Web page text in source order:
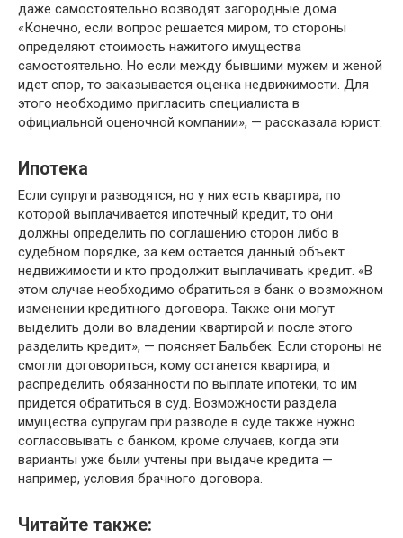
даже самостоятельно возводят загородные дома.
«Конечно, если вопрос решается миром, то стороны
определяют стоимость нажитого имущества
самостоятельно. Но если между бывшими мужем и женой
идет спор, то заказывается оценка недвижимости. Для
этого необходимо пригласить специалиста в
официальной оценочной компании», — рассказала юрист.
Ипотека
Если супруги разводятся, но у них есть квартира, по
которой выплачивается ипотечный кредит, то они
должны определить по соглашению сторон либо в
судебном порядке, за кем остается данный объект
недвижимости и кто продолжит выплачивать кредит. «В
этом случае необходимо обратиться в банк о возможном
изменении кредитного договора. Также они могут
выделить доли во владении квартирой и после этого
разделить кредит», — поясняет Бальбек. Если стороны не
смогли договориться, кому останется квартира, и
распределить обязанности по выплате ипотеки, то им
придется обратиться в суд. Возможности раздела
имущества супругам при разводе в суде также нужно
согласовывать с банком, кроме случаев, когда эти
варианты уже были учтены при выдаче кредита —
например, условия брачного договора.
Читайте также: